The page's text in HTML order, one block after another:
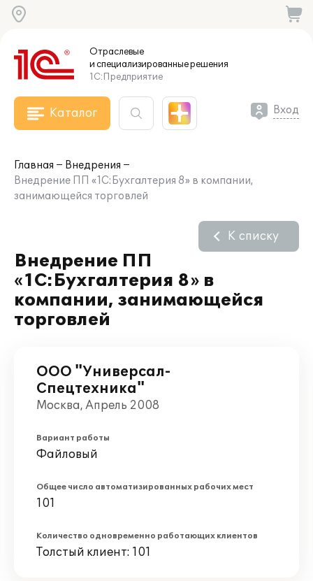
Отраслевые
и специализированныерешения
1С:Предприятие
Каталог Вход
Главная
Внедрения
Внедрение ПП «1С:Бухгалтерия 8» в компании,
занимающейся торговлей
Внедрение ПП
«1С:Бухгалтерия 8» в
компании, занимающейся
торговлей
К списку
ООО "Универсал-
Спецтехника"
Москва, Апрель 2008
Вариант работы
Файловый
Общее число автоматизированных рабочих мест
101
Количество одновременно работающих клиентов
Толстый клиент: 101